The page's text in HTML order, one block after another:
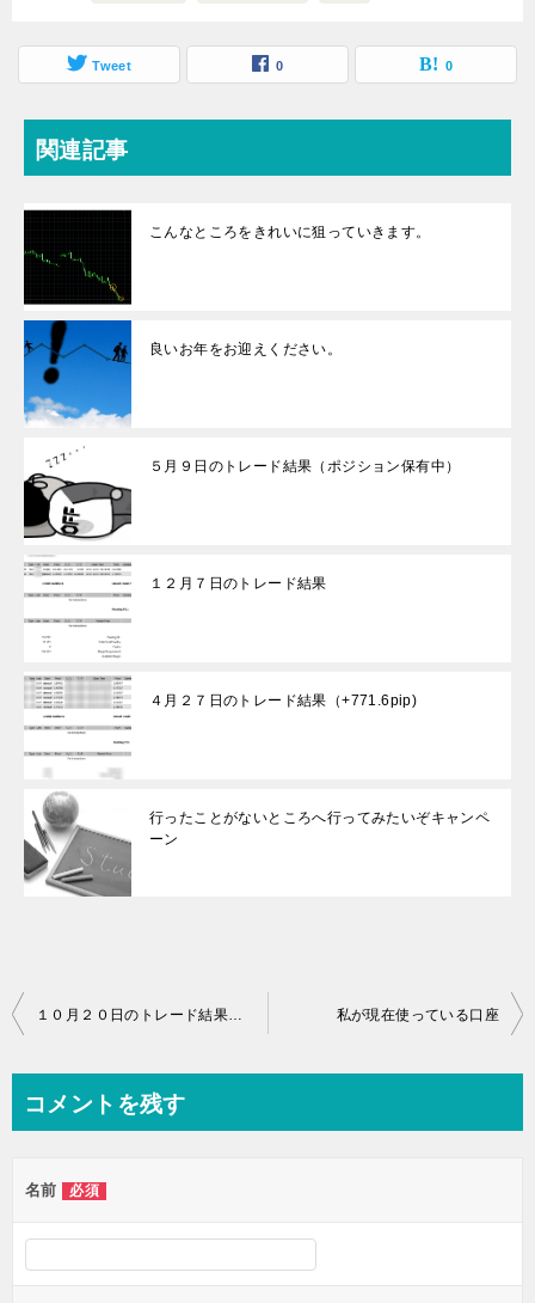
Tweet 0 0
関連記事
こんなところをきれいに狙っていきます。
良いお年をお迎えください。
５月９日のトレード結果（ポジション保有中）
１２月７日のトレード結果
４月２７日のトレード結果（+771.6pip)
行ったことがないところへ行ってみたいぞキャンペ
ーン
投
ビ
ー
シ
ョ
１０月２０日のトレード結果（+104.4pip) 私が現在使っている口座
コメントを残す
名前 必須